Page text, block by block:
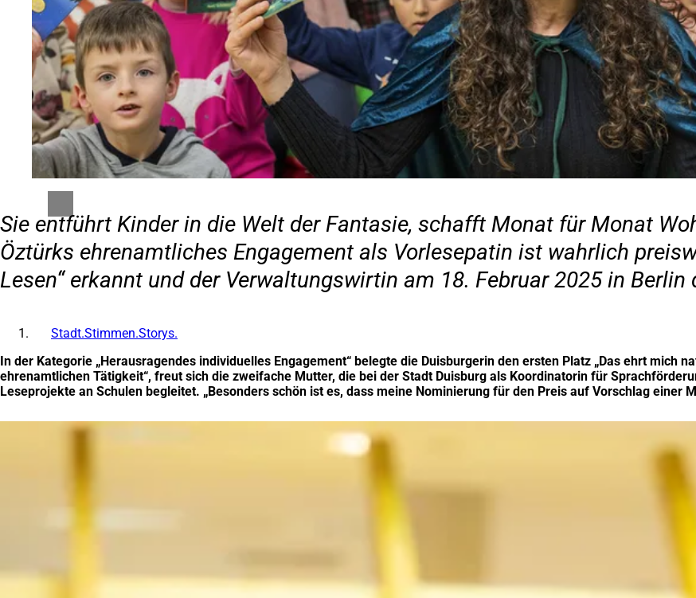
Sie entführt Kinder in die Welt der Fantasie, schafft Monat für Monat
Öztürks ehrenamtliches Engagement als Vorlesepatin ist wahrlich
Lesen“ erkannt und der Verwaltungswirtin am 18. Februar 2025 in Berlin
Stadt.Stimmen.Storys.
In der Kategorie „Herausragendes individuelles Engagement“ belegte die Duisburgerin den ersten Platz „Das ehrt mich
ehrenamtlichen Tätigkeit“, freut sich die zweifache Mutter, die bei der Stadt Duisburg als Koordinatorin für
Leseprojekte an Schulen begleitet. „Besonders schön ist es, dass meine Nominierung für den Preis auf Vorschlag einer